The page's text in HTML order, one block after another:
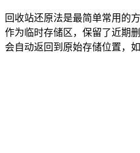
回收站还原法是最简单常用的
作为临时存储区，保留了近期
会自动返回到原始存储位置，